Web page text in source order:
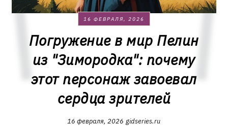
16 ФЕВРАЛЯ, 2026
Погружение в мир Пелин
из "Зимородка": почему
этот персонаж завоевал
сердца зрителей
16 февраля, 2026 gidseries.ru